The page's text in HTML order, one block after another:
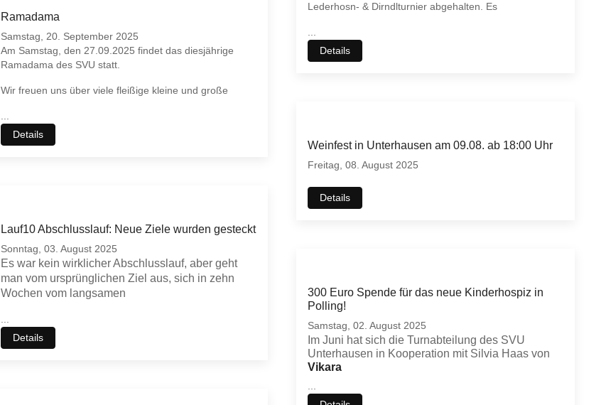
Lederhosn- & Dirndlturnier abgehalten. Es
Details
Ramadama
Samstag, 20. September 2025
Am Samstag, den 27.09.2025 findet das diesjährige
Ramadama des SVU statt.
Wir freuen uns über viele fleißige kleine und große
Details
Weinfest in Unterhausen am 09.08. ab 18:00 Uhr
Freitag, 08. August 2025
Details
Lauf10 Abschlusslauf: Neue Ziele wurden gesteckt
Sonntag, 03. August 2025
Es war kein wirklicher Abschlusslauf, aber geht
man vom ursprünglichen Ziel aus, sich in zehn
Wochen vom langsamen
Details
300 Euro Spende für das neue Kinderhospiz in
Polling!
Samstag, 02. August 2025
Im Juni hat sich die Turnabteilung des SVU
Unterhausen in Kooperation mit Silvia Haas von
Vikara